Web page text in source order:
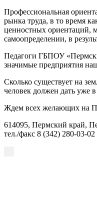
Профессиональная
рынка труда, в то время
ценностных ориентаций,
самоопределении, в
Педагоги ГБПОУ
значимые предприятия
Сколько существует на
человек должен дать уже
Ждем всех желающих на
614095, Пермский край,
тел./факс 8 (342) 280-03-02